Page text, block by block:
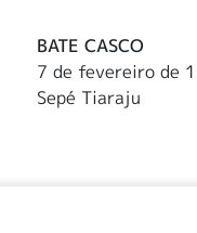
BATE CASCO
7 de fevereiro de
Sepé Tiaraju